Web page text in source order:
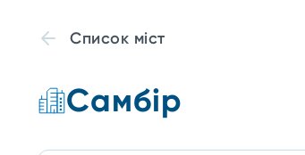
Список міст
Самбір